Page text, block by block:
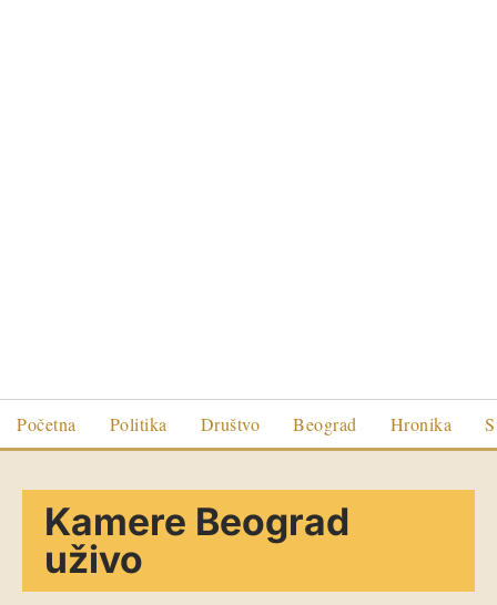
Početna Politika Društvo Beograd Hronika
Kamere Beograd
uživo